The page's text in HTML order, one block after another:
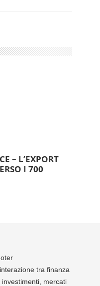
– L’EXPORT
I 700
tra finanza
mercati